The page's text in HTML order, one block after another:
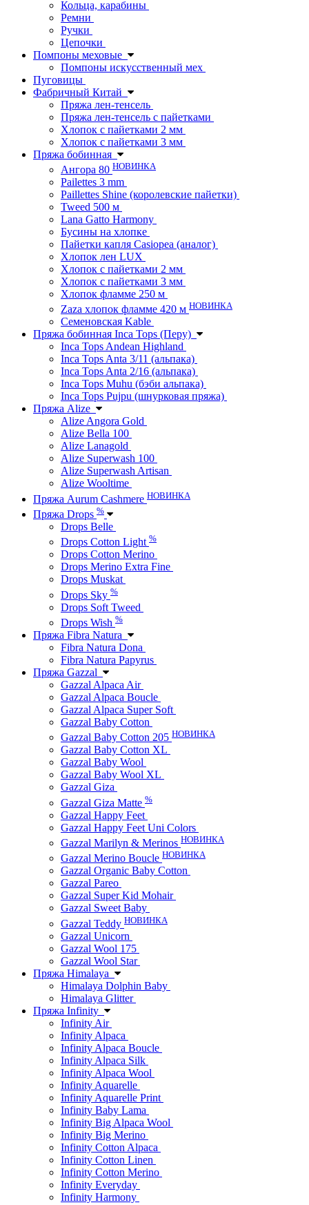
Кольца, карабины
Ремни
Ручки
Цепочки
Помпоны меховые
Помпоны искусственный мех
Пуговицы
Фабричный Китай
Пряжа лен-тенсель
Пряжа лен-тенсель с пайетками
Хлопок с пайетками 2 мм
Хлопок с пайетками 3 мм
Пряжа бобинная
Ангора 80 НОВИНКА
Pailettes 3 mm
Paillettes Shine (королевские пайетки)
Tweed 500 м
Lana Gatto Harmony
Бусины на хлопке
Пайетки капля Casiopea (аналог)
Хлопок лен LUX
Хлопок с пайетками 2 мм
Хлопок с пайетками 3 мм
Хлопок фламме 250 м
Zaza хлопок фламме 420 м НОВИНКА
Семеновская Kable
Пряжа бобинная Inca Tops (Перу)
Inca Tops Andean Highland
Inca Tops Anta 3/11 (альпака)
Inca Tops Anta 2/16 (альпака)
Inca Tops Muhu (бэби альпака)
Inca Tops Pujpu (шнурковая пряжа)
Пряжа Alize
Alize Angora Gold
Alize Bella 100
Alize Lanagold
Alize Superwash 100
Alize Superwash Artisan
Alize Wooltime
Пряжа Aurum Cashmere НОВИНКА
Пряжа Drops %
Drops Belle
Drops Cotton Light %
Drops Cotton Merino
Drops Merino Extra Fine
Drops Muskat
Drops Sky %
Drops Soft Tweed
Drops Wish %
Пряжа Fibra Natura
Fibra Natura Dona
Fibra Natura Papyrus
Пряжа Gazzal
Gazzal Alpaca Air
Gazzal Alpaca Boucle
Gazzal Alpaca Super Soft
Gazzal Baby Cotton
Gazzal Baby Cotton 205 НОВИНКА
Gazzal Baby Cotton XL
Gazzal Baby Wool
Gazzal Baby Wool XL
Gazzal Giza
Gazzal Giza Matte %
Gazzal Happy Feet
Gazzal Happy Feet Uni Colors
Gazzal Marilyn & Merinos НОВИНКА
Gazzal Merino Boucle НОВИНКА
Gazzal Organic Baby Cotton
Gazzal Pareo
Gazzal Super Kid Mohair
Gazzal Sweet Baby
Gazzal Teddy НОВИНКА
Gazzal Unicorn
Gazzal Wool 175
Gazzal Wool Star
Пряжа Himalaya
Himalaya Dolphin Baby
Himalaya Glitter
Пряжа Infinity
Infinity Air
Infinity Alpaca
Infinity Alpaca Boucle
Infinity Alpaca Silk
Infinity Alpaca Wool
Infinity Aquarelle
Infinity Aquarelle Print
Infinity Baby Lama
Infinity Big Alpaca Wool
Infinity Big Merino
Infinity Cotton Alpaca
Infinity Cotton Linen
Infinity Cotton Merino
Infinity Everyday
Infinity Harmony